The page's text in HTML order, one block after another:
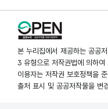
본 누리집에서 제공하는 공공
3 유형으로 저작권법에 의하여
이용자는 저작권 보호정책을
출처 표시 및 공공저작물을 변